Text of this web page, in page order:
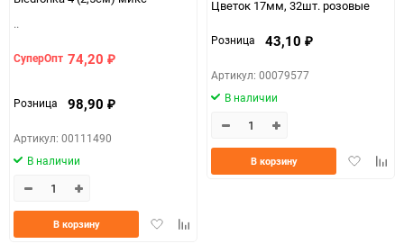
..
СуперОпт 74,20 ₽
Розница 98,90 ₽
Артикул: 00111490
В наличии
ДобавитьДобавить
В корзину
Цветок 17мм, 32шт. розовые
Розница 43,10 ₽
Артикул: 00079577
В наличии
Добавить
В корзину